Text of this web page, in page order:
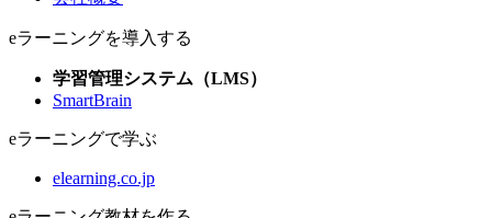
eラーニングを導入する
学習管理システム（LMS）
SmartBrain
eラーニングで学ぶ
elearning.co.jp